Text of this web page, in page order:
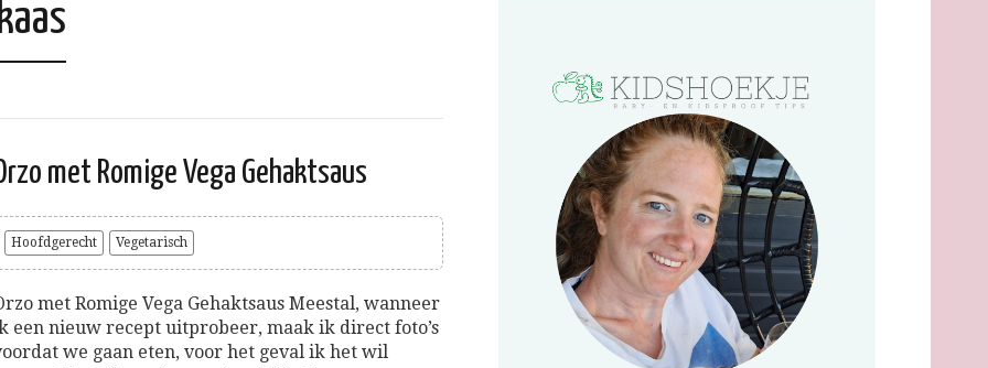
met Romige Vega Gehaktsaus
Hoofdgerecht Vegetarisch
met Romige Vega Gehaktsaus Meestal, wanneer
een nieuw recept uitprobeer, maak ik direct foto’s
we gaan eten, voor het geval ik het wil